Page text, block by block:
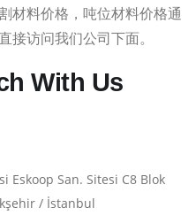
材料价格，吨位材料价格通
接访问我们公司下面。
With Us
Eskoop San. Sitesi C8 Blok
/ İstanbul